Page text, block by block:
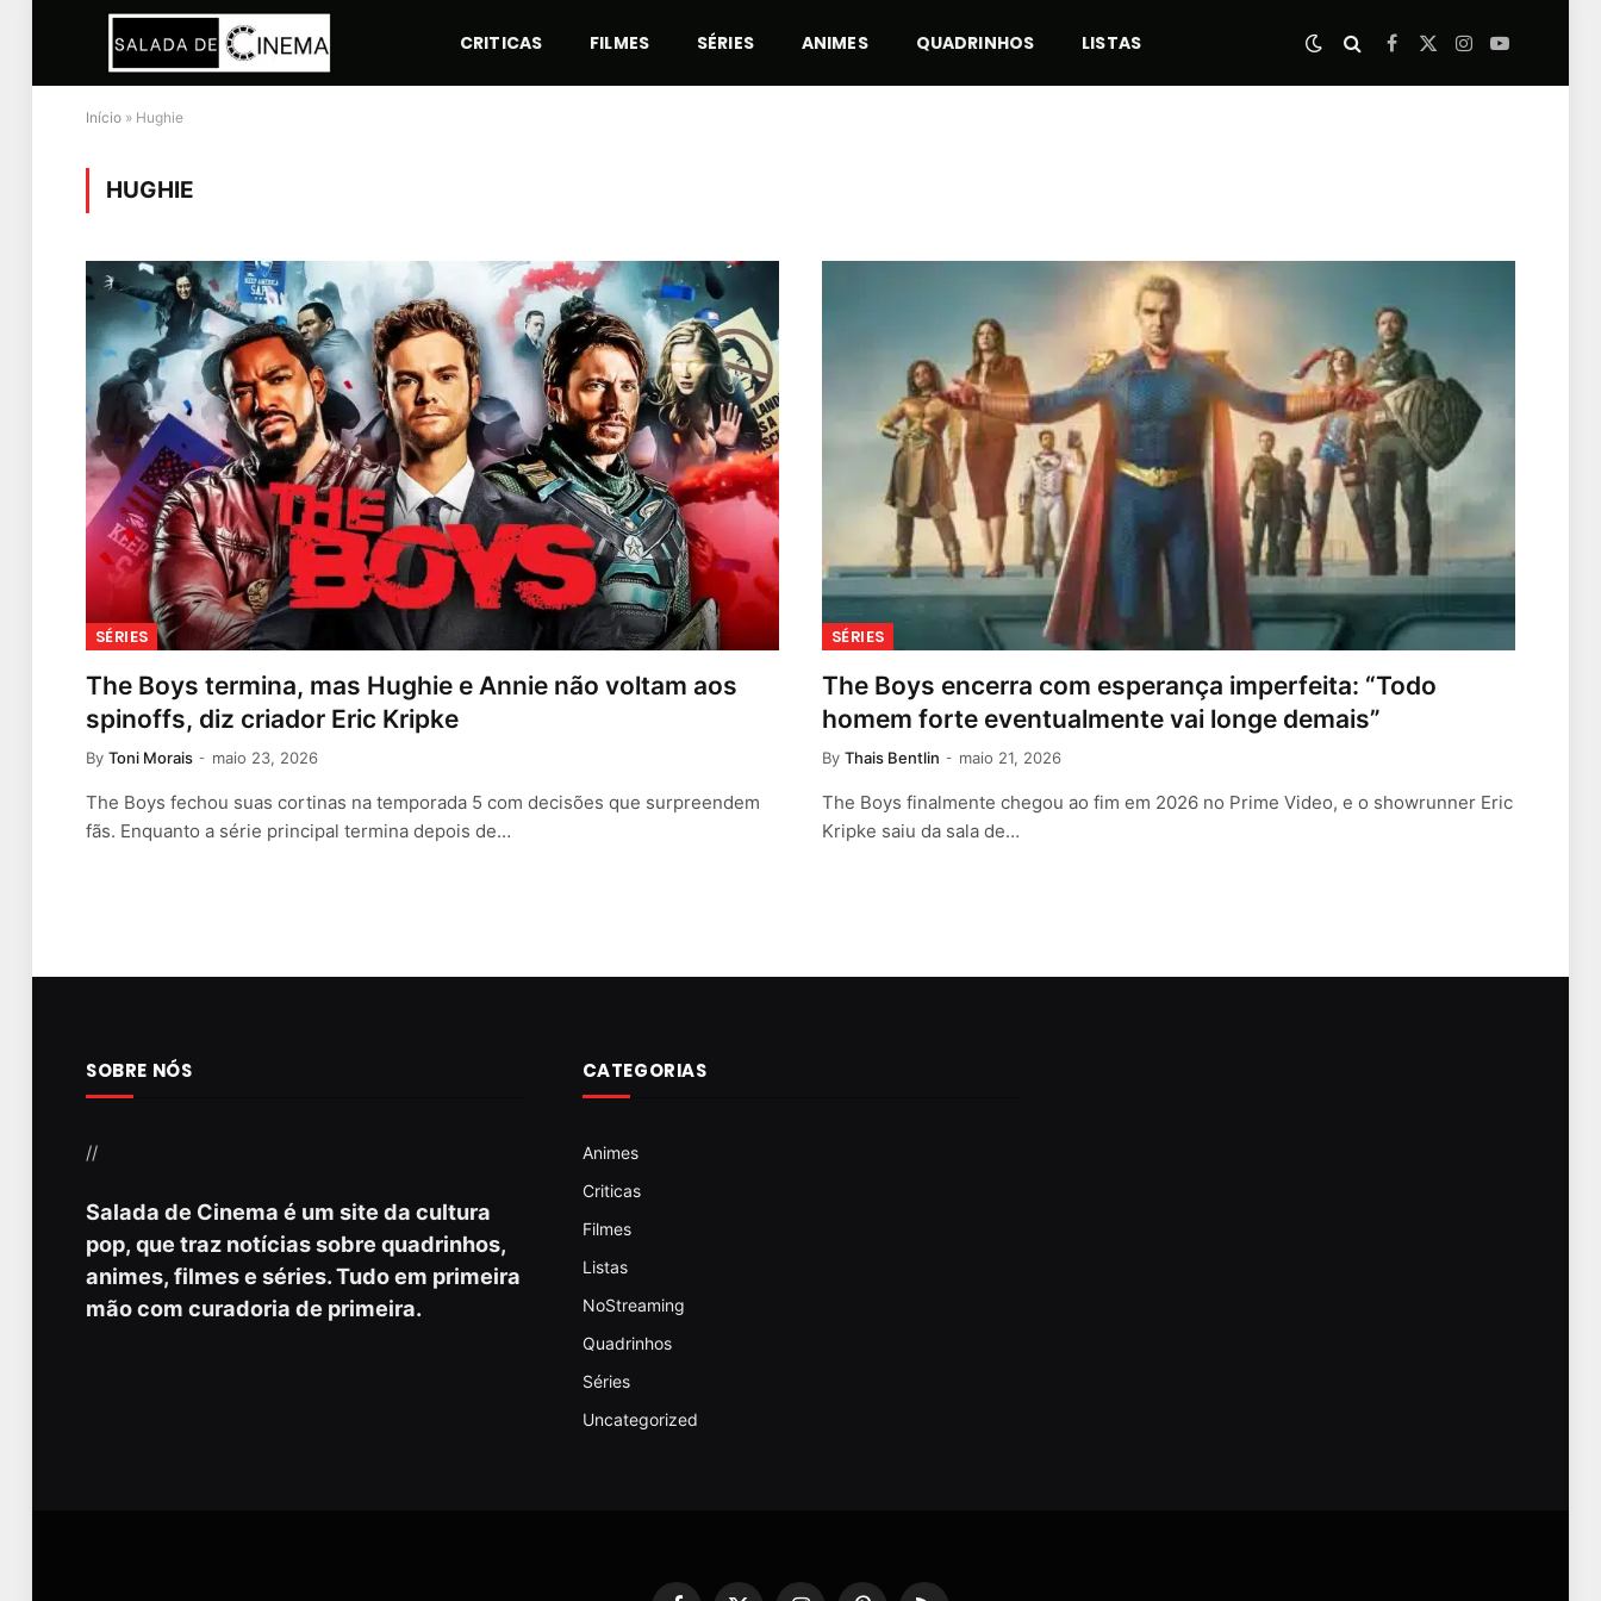
CRITICAS FILMES SÉRIES ANIMES QUADRINHOS LISTAS Facebook
X
Instagram
YouTube
Início » Hughie
HUGHIE
SÉRIES
The Boys termina, mas Hughie e Annie não voltam aos
spinoffs, diz criador Eric Kripke
By Toni Morais maio 23, 2026
The Boys fechou suas cortinas na temporada 5 com decisões que surpreendem
fãs. Enquanto a série principal termina depois de…
SÉRIES
The Boys encerra com esperança imperfeita: “Todo
homem forte eventualmente vai longe demais”
By Thais Bentlin maio 21, 2026
The Boys finalmente chegou ao fim em 2026 no Prime Video, e o showrunner Eric
Kripke saiu da sala de…
SOBRE NÓS
//
Salada de Cinema é um site da cultura
pop, que traz notícias sobre quadrinhos,
animes, filmes e séries. Tudo em primeira
mão com curadoria de primeira.
CATEGORIAS
Animes
Criticas
Filmes
Listas
NoStreaming
Quadrinhos
Séries
Uncategorized